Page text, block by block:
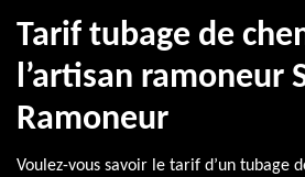
Tarif tubage de
l’artisan ramoneur
Ramoneur
Voulez-vous savoir le tarif d’un tubage